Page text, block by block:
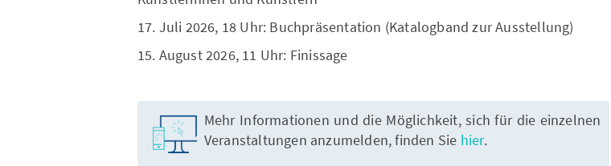
17. Juli 2026, 18 Uhr: Buchpräsentation (Katalogband zur Ausstellung)
15. August 2026, 11 Uhr: Finissage
Mehr Informationen und die Möglichkeit, sich für die einzelnen
Veranstaltungen anzumelden, finden Sie hier.